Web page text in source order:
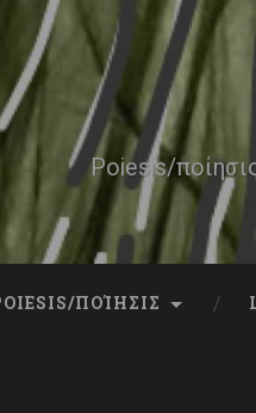
Poiesis/
ΠΟΊΗΣΙΣ